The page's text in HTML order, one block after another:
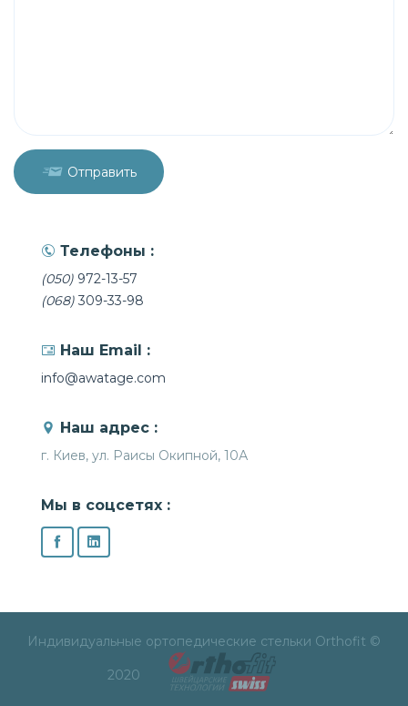
Отправить
Телефоны :
(050) 972-13-57
(068)309-33-98
Наш Email :
info@awatage.com
Наш адрес :
г. Киев, ул. Раисы Окипной, 10А
Мы в соцсетях :
Индивидуальные ортопедические стельки Orthofit ©
2020